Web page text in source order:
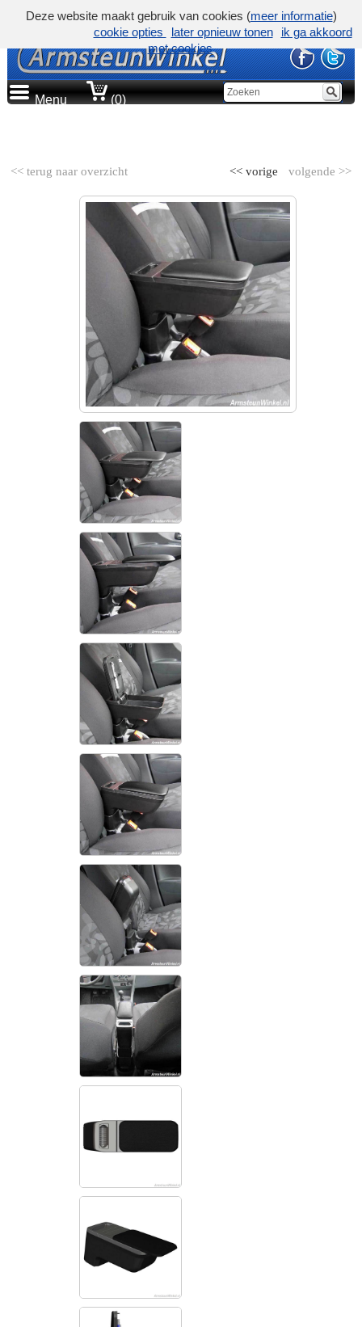
Menu (0)
<< terug naar overzicht volgende >>
<< vorige
Deze website maakt gebruik van cookies (meer informatie)
cookie opties
later opnieuw tonen
ik ga akkoord
met cookies